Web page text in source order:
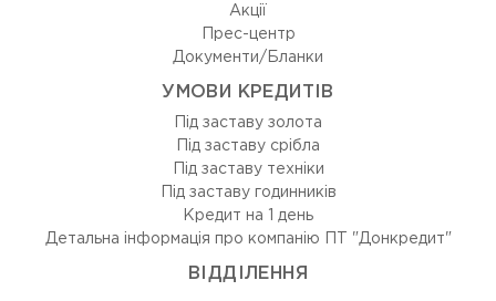
Акції
Прес-центр
Документи/Бланки
УМОВИ КРЕДИТІВ
Під заставу золота
Під заставу срібла
Під заставу техніки
Під заставу годинників
Кредит на 1 день
Детальна інформація про компанію ПТ "Донкредит"
ВIДДIЛЕННЯ